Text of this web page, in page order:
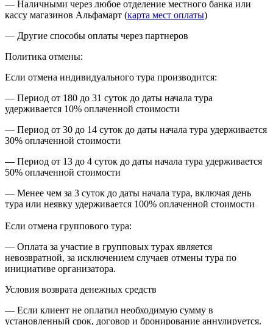
— Наличными через любое отделение местного банка или
кассу магазинов Альфамарт (карта мест оплаты)
— Другие способы оплаты через партнеров
Политика отмены:
Если отмена индивидуального тура производится:
— Период от 180 до 31 суток до даты начала тура
удерживается 10% оплаченной стоимости
— Период от 30 до 14 суток до даты начала тура удерживается
30% оплаченной стоимости
— Период от 13 до 4 суток до даты начала тура удерживается
50% оплаченной стоимости
— Менее чем за 3 суток до даты начала тура, включая день
тура или неявку удерживается 100% оплаченной стоимости
Если отмена группового тура:
— Оплата за участие в групповых турах является
невозвратной, за исключением случаев отмены тура по
инициативе организатора.
Условия возврата денежных средств
— Если клиент не оплатил необходимую сумму в
установленный срок, договор и бронирование аннулируется.